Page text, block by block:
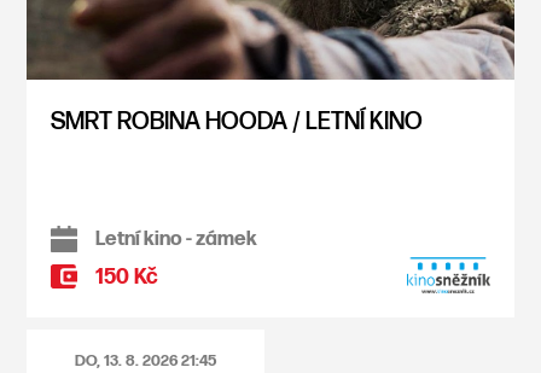
SMRT ROBINA HOODA / LETNÍ KINO
Letní kino - zámek
150 Kč
DO, 13. 8. 202621:45